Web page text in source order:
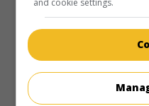
au cinéma
and cookie settings.